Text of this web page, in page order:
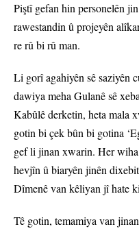
Piştî gefan hin personelên
rawestandin û projeyên
re rû bi rû man.
Li gorî agahiyên sê saziyên
dawiya meha Gulanê sê
Kabûlê derketin, heta mala
gotin bi çek bûn bi gotina
gef li jinan xwarin. Her
hevjîn û biaryên jinên
Dîmenê van kêliyan jî hate
Tê gotin, temamiya van